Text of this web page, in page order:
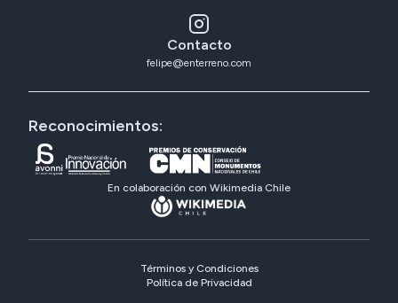
Contacto
felipe@enterreno.com
Reconocimientos:
En colaboración con Wikimedia Chile
Términos y Condiciones
Política de Privacidad